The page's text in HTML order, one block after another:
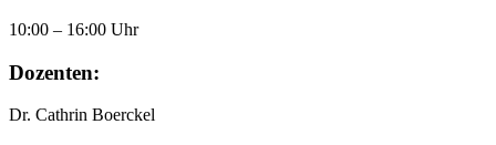
10:00 – 16:00 Uhr
Dozenten:
Dr. Cathrin Boerckel